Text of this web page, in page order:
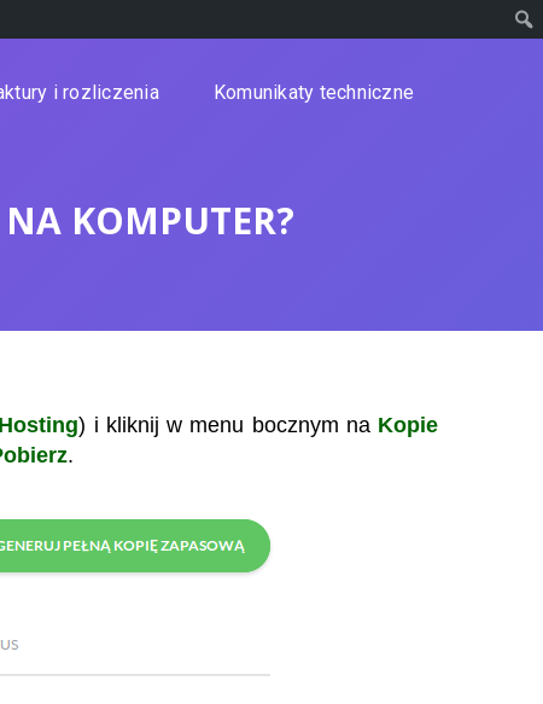
i rozliczenia Komunikaty techniczne
KOMPUTER?
Hosting) i kliknij w menu bocznym na Kopie
.